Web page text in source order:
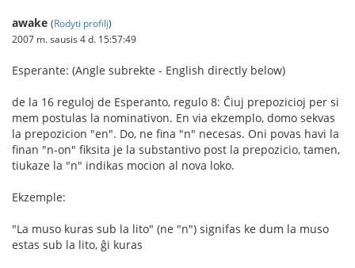
awake (Rodyti profilį)
2007 m. sausis 4 d. 15:57:49
Esperante: (Angle subrekte - English directly below)
de la 16 reguloj de Esperanto, regulo 8: Ĉiuj prepozicioj per si
mem postulas la nominativon. En via ekzemplo, domo sekvas
la prepozicion "en". Do, ne fina "n" necesas. Oni povas havi la
finan "n-on" fiksita je la substantivo post la prepozicio, tamen,
tiukaze la "n" indikas mocion al nova loko.
Ekzemple:
"La muso kuras sub la lito" (ne "n") signifas ke dum la muso
estas sub la lito, ĝi kuras